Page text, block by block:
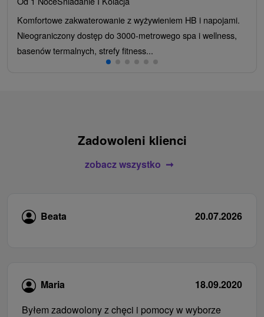
Komfortowe zakwaterowanie z wyżywieniem HB i napojami.
Nieograniczony dostęp do 3000-metrowego spa i wellness,
basenów termalnych, strefy fitness...
Zadowoleni klienci
zobacz wszystko
Beata 20.07.2026
Maria
18.09.2020
Byłem zadowolony z chęci i pomocy w wyborze